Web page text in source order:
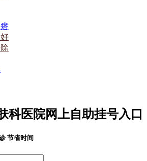
科医院网上自助挂号入口
节省时间